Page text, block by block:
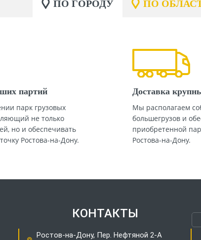
ПО ГОРОДУ ПО
партий
парк грузовых
не только
но и обеспечивать
Ростова-на-Дону.
Доставка
Мы располагаем
большегрузов и
приобретенной
Ростова-на-Дону.
КОНТАКТЫ
Ростов-на-Дону, Пер. Нефтяной 2-А